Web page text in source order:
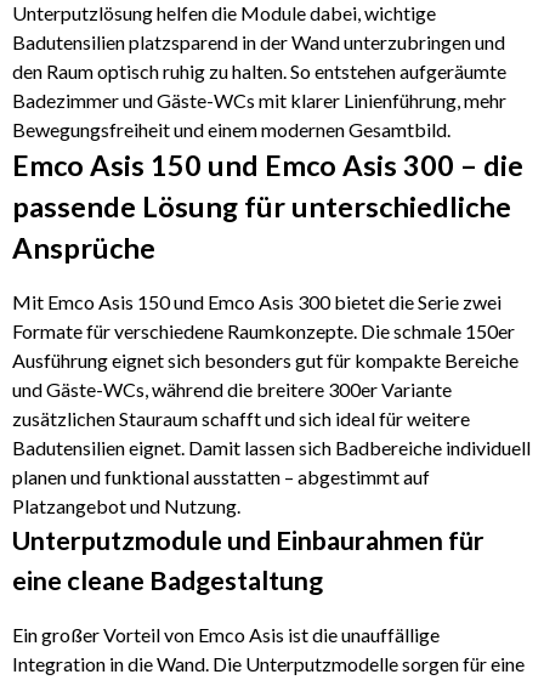
Unterputzlösung helfen die Module dabei, wichtige
Badutensilien platzsparend in der Wand unterzubringen und
den Raum optisch ruhig zu halten. So entstehen aufgeräumte
Badezimmer und Gäste-WCs mit klarer Linienführung, mehr
Bewegungsfreiheit und einem modernen Gesamtbild.
Emco Asis 150 und Emco Asis 300 – die
passende Lösung für unterschiedliche
Ansprüche
Mit Emco Asis 150 und Emco Asis 300 bietet die Serie zwei
Formate für verschiedene Raumkonzepte. Die schmale 150er
Ausführung eignet sich besonders gut für kompakte Bereiche
und Gäste-WCs, während die breitere 300er Variante
zusätzlichen Stauraum schafft und sich ideal für weitere
Badutensilien eignet. Damit lassen sich Badbereiche individuell
planen und funktional ausstatten – abgestimmt auf
Platzangebot und Nutzung.
Unterputzmodule und Einbaurahmen für
eine cleane Badgestaltung
Ein großer Vorteil von Emco Asis ist die unauffällige
Integration in die Wand. Die Unterputzmodelle sorgen für eine